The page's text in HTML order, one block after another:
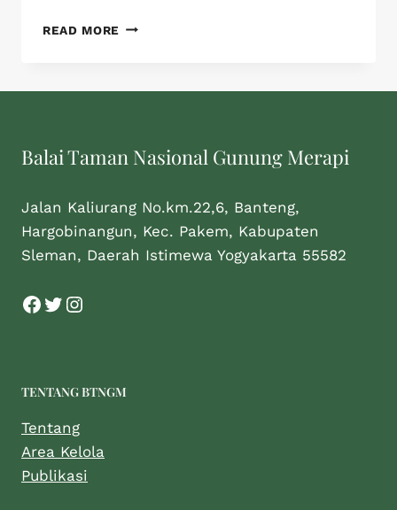
READ MORE
Balai Taman Nasional Gunung Merapi
Jalan Kaliurang No.km.22,6, Banteng,
Hargobinangun, Kec. Pakem, Kabupaten
Sleman, Daerah Istimewa Yogyakarta 55582
TENTANG BTNGM
Tentang
Area Kelola
Publikasi